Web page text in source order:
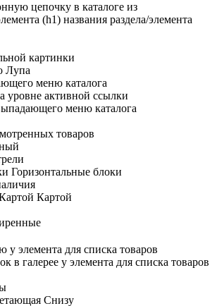
цепочку в каталоге из
(h1) названия раздела/элемента
картинки
Лупа
меню каталога
уровне активной ссылки
меню каталога
товаров
Горизонтальные блоки
Картой
у элемента для списка товаров
в галерее у элемента для списка товаров
Снизу